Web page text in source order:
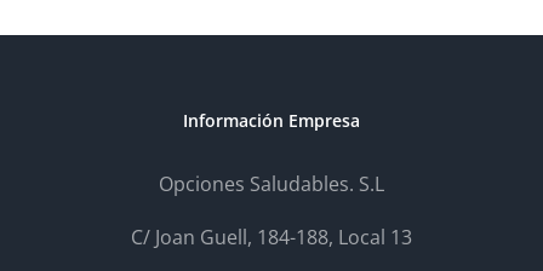
Información Empresa
Opciones Saludables. S.L
C/ Joan Guell, 184-188, Local 13